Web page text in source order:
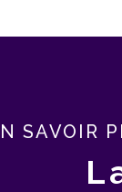
SAVOIR